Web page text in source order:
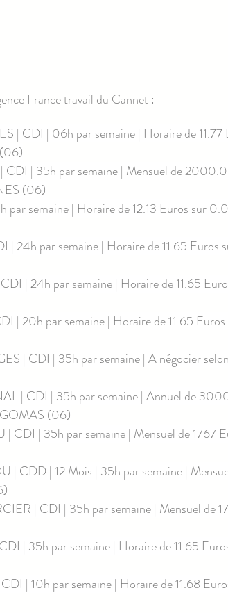
France travail du Cannet :
| CDI | 06h par semaine | Horaire de 11.77
| 35h par semaine | Mensuel de
(06)
semaine | Horaire de 12.13 Euros sur
24h par semaine | Horaire de 11.65 Euros
| 24h par semaine | Horaire de 11.65
| 20h par semaine | Horaire de 11.65 Euros
| CDI | 35h par semaine | A négocier
| CDI | 35h par semaine | Annuel de
(06)
CDI | 35h par semaine | Mensuel de 1767
| CDD | 12 Mois | 35h par semaine |
| CDI | 35h par semaine | Mensuel de
| 35h par semaine | Horaire de 11.65
| 10h par semaine | Horaire de 11.68